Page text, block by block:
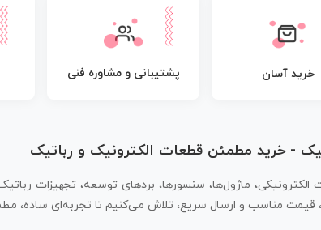
خرید آسان پشتیبانی و مشاوره فنی
- خرید مطمئن قطعات الکترونیک و رباتیک
الکترونیکی، ماژول‌ها، سنسورها، بردهای توسعه، تجهیزات
مناسب و ارسال سریع، تلاش می‌کنیم تا تجربه‌ای ساده،